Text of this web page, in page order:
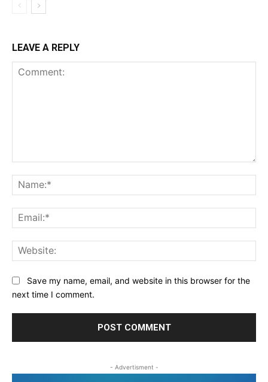
LEAVE A REPLY
Save my name, email, and website in this browser for the
next time I comment.
- Advertisment -